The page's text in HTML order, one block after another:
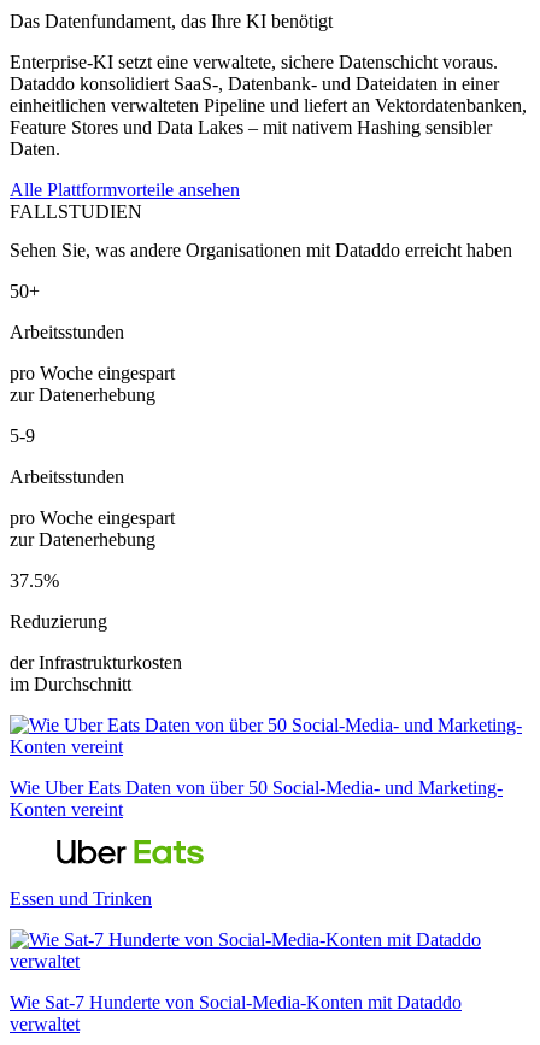
Das Datenfundament, das Ihre KI benötigt
Enterprise-KI setzt eine verwaltete, sichere Datenschicht voraus.
Dataddo konsolidiert SaaS-, Datenbank- und Dateidaten in einer
einheitlichen verwalteten Pipeline und liefert an Vektordatenbanken,
Feature Stores und Data Lakes – mit nativem Hashing sensibler
Daten.
Alle Plattformvorteile ansehen
FALLSTUDIEN
Sehen Sie, was andere Organisationen mit Dataddo erreicht haben
50+
Arbeitsstunden
pro Woche eingespart
zur Datenerhebung
5-9
Arbeitsstunden
pro Woche eingespart
zur Datenerhebung
37.5%
Reduzierung
der Infrastrukturkosten
im Durchschnitt
Wie Uber Eats Daten von über 50 Social-Media- und Marketing-
Konten vereint
Essen und Trinken
Wie Sat-7 Hunderte von Social-Media-Konten mit Dataddo
verwaltet